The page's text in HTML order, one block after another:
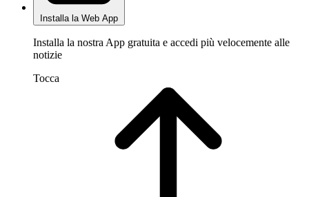
Installa la Web App
Installa la nostra App gratuita e accedi più velocemente alle
notizie
Tocca